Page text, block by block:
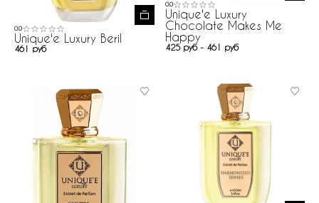
0.0
Unique'e Luxury Beril
461 руб
0.0
Unique'e Luxury
Chocolate Makes Me
Happy
425 руб - 461 руб